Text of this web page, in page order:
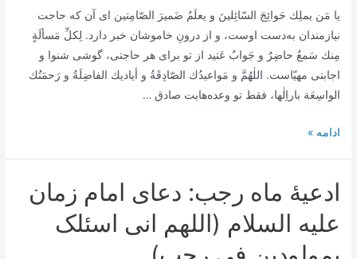
انی
اسئلک
صبر
الشاکرین
لک)
يا مَن يملِك حَوائِجَ السّائِلينَ و يعلَمُ ضَميرَ الصّامِتين ای آن که حاجت
نیازمندان به‌دست اوست، و از درونِ خاموشان خبر دارد. لِكلِّ مَسألَةٍ
مِنك سَمعٌ حاضِرٌ و جَوابٌ عَتيد از تو برای هر حاجتی، گوشی شنوا و
اجابتی مهیّاست. اللٰهُمَّ و مَواعيدُك الصّادِقَةُ و أياديك الفاضِلَةُ و رَحمَتُك
الواسِعَة باراِلٰها، فقط تو وعده‌هایت صادق‌ …
ادعیۀ
دعای
امام
زین
ادامه »
ادعیۀ ماه رجب: دعای امام زمان
علیه السلام (اللهم انی اسئلک